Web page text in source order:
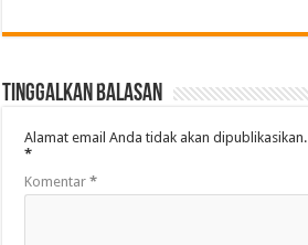
Tinggalkan Balasan
Alamat email Anda tidak akan dipublikasikan.
*
Komentar*